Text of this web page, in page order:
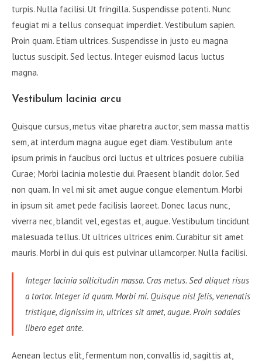
turpis. Nulla facilisi. Ut fringilla. Suspendisse potenti. Nunc
feugiat mi a tellus consequat imperdiet. Vestibulum sapien.
Proin quam. Etiam ultrices. Suspendisse in justo eu magna
luctus suscipit. Sed lectus. Integer euismod lacus luctus
magna.
Vestibulum lacinia arcu
Quisque cursus, metus vitae pharetra auctor, sem massa mattis
sem, at interdum magna augue eget diam. Vestibulum ante
ipsum primis in faucibus orci luctus et ultrices posuere cubilia
Curae; Morbi lacinia molestie dui. Praesent blandit dolor. Sed
non quam. In vel mi sit amet augue congue elementum. Morbi
in ipsum sit amet pede facilisis laoreet. Donec lacus nunc,
viverra nec, blandit vel, egestas et, augue. Vestibulum tincidunt
malesuada tellus. Ut ultrices ultrices enim. Curabitur sit amet
mauris. Morbi in dui quis est pulvinar ullamcorper. Nulla facilisi.
Integer lacinia sollicitudin massa. Cras metus. Sed aliquet risus
a tortor. Integer id quam. Morbi mi. Quisque nisl felis, venenatis
tristique, dignissim in, ultrices sit amet, augue. Proin sodales
libero eget ante.
Aenean lectus elit, fermentum non, convallis id, sagittis at,